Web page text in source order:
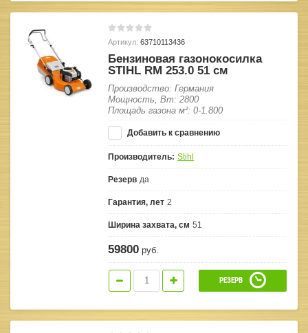
Артикул: 63710113436
Бензиновая газонокосилка
STIHL RM 253.0 51 см
Производство: Германия
Мощность, Вт: 2800
Площадь газона м²: 0-1.800
Добавить к сравнению
Производитель: Stihl
Резерв да
Гарантия, лет 2
Ширина захвата, см 51
59800 руб.
РЕЗЕРВ